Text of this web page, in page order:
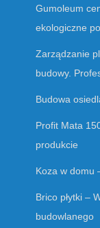
Gumoleum
ekologiczne
Zarządzanie
budowy.
Budowa
Profit Mata
produkcie
Koza w domu
Brico płytki –
budowlanego